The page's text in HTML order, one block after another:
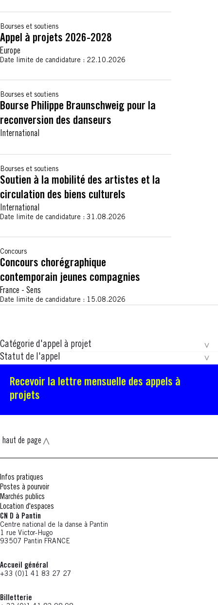
Bourses et soutiens
Appel à projets 2026-2028
Europe
Date limite de candidature : 22.10.2026
Bourses et soutiens
Bourse Philippe Braunschweig pour la
reconversion des danseurs
International
Bourses et soutiens
Soutien à la mobilité des artistes et la
circulation des biens culturels
International
Date limite de candidature : 31.08.2026
Concours
Concours chorégraphique
contemporain jeunes compagnies
France - Sens
Date limite de candidature : 15.08.2026
Catégorie d'appel à projet
Statut de l'appel
Recevoir la lettre mensuelle des appels à
projets
haut de page
Infos pratiques
Postes à pourvoir
Marchés publics
Location d'espaces
CN D à Pantin
Centre national de la danse à Pantin
1 rue Victor-Hugo
93507 Pantin FRANCE
Accueil général
+33 (0)1 41 83 27 27
Billetterie